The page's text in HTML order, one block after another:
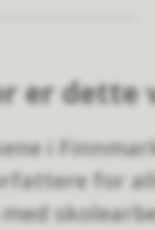
er dette
i
for